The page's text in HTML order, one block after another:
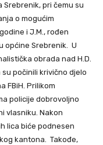
pri čemu su
o mogućim
i J.M., rođen
općine Srebrenik. U
obrada nad H.D.
počinili krivično djelo
FBiH. Prilikom
policije dobrovoljno
vlasniku. Nakon
lica biće podnesen
kantona. Takođe,